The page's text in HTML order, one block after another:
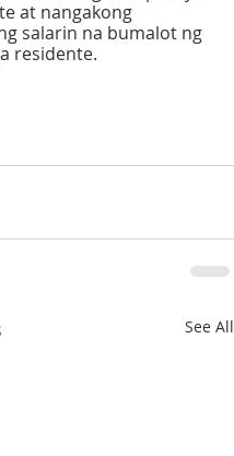
at nangakong
salarin na bumalot ng
residente.
See All